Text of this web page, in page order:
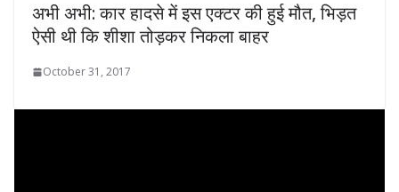
अभी अभी: कार हादसे में इस एक्टर की हुई मौत, भिड़त
ऐसी थी कि शीशा तोड़कर निकला बाहर
October 31, 2017